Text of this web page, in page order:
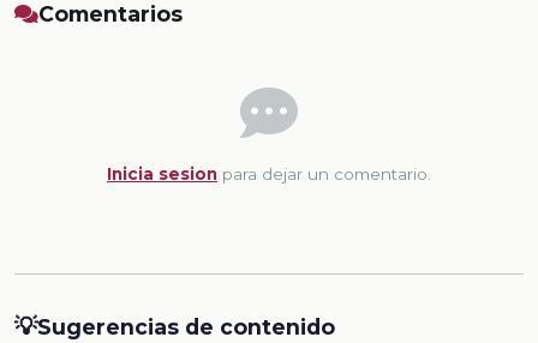
Comentarios
Inicia sesion para dejar un comentario.
💡Sugerencias de contenido